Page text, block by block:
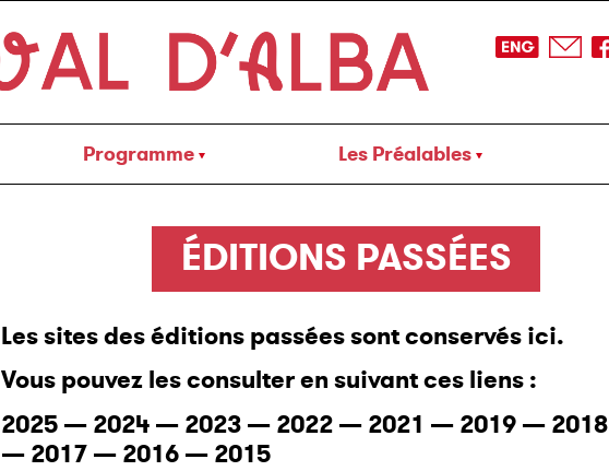
Programme Les Préalables
ÉDITIONS PASSÉES
Les sites des éditions passées sont conservés ici.
Vous pouvez les consulter en suivant ces liens :
2025 — 2024 — 2023 — 2022 — 2021 — 2019 — 2018
— 2017 — 2016 — 2015